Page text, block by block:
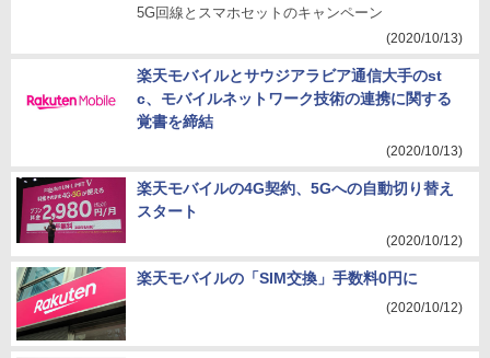
5G回線とスマホセットのキャンペーン
(2020/10/13)
楽天モバイルとサウジアラビア通信大手のst
c、モバイルネットワーク技術の連携に関する
覚書を締結
(2020/10/13)
楽天モバイルの4G契約、5Gへの自動切り替え
スタート
(2020/10/12)
楽天モバイルの「SIM交換」手数料0円に
(2020/10/12)